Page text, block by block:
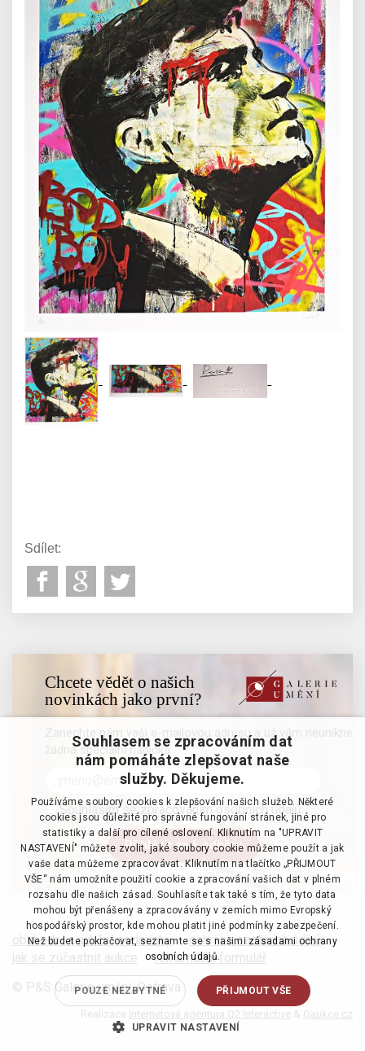
Sdílet:
Chcete vědět o našich
novinkách jako první?
Zanechte nám vaši e-mailovou adresu a už vám neunikne
žádná speciální nabídka
Souhlasím se zpracováním osobních údajů
obchodní a aukční podmínky · ochrana osobních údajů ·
jak se zúčastnit aukce · reklamační formulář
© P&S Galerie umění, Ostrava
Realizace Internetová agentura Q2 Interactive & Qaukce.cz
Souhlasem se zpracováním dat
nám pomáháte zlepšovat naše
služby. Děkujeme.
Používáme soubory cookies k zlepšování našich služeb. Některé
cookies jsou důležité pro správné fungování stránek, jiné pro
statistiky a další pro cílené oslovení. Kliknutím na "UPRAVIT
NASTAVENÍ" můžete zvolit, jaké soubory cookie můžeme použít a jak
vaše data můžeme zpracovávat. Kliknutím na tlačítko „PŘIJMOUT
VŠE“ nám umožníte použití cookie a zpracování vašich dat v plném
rozsahu dle našich zásad. Souhlasíte tak také s tím, že tyto data
mohou být přenášeny a zpracovávány v zemích mimo Evropský
hospodářský prostor, kde mohou platit jiné podmínky zabezpečení.
Než budete pokračovat, seznamte se s našimizásadami ochrany
osobních údajů.
PŘIJMOUT VŠE
POUZE NEZBYTNÉ
UPRAVIT NASTAVENÍ